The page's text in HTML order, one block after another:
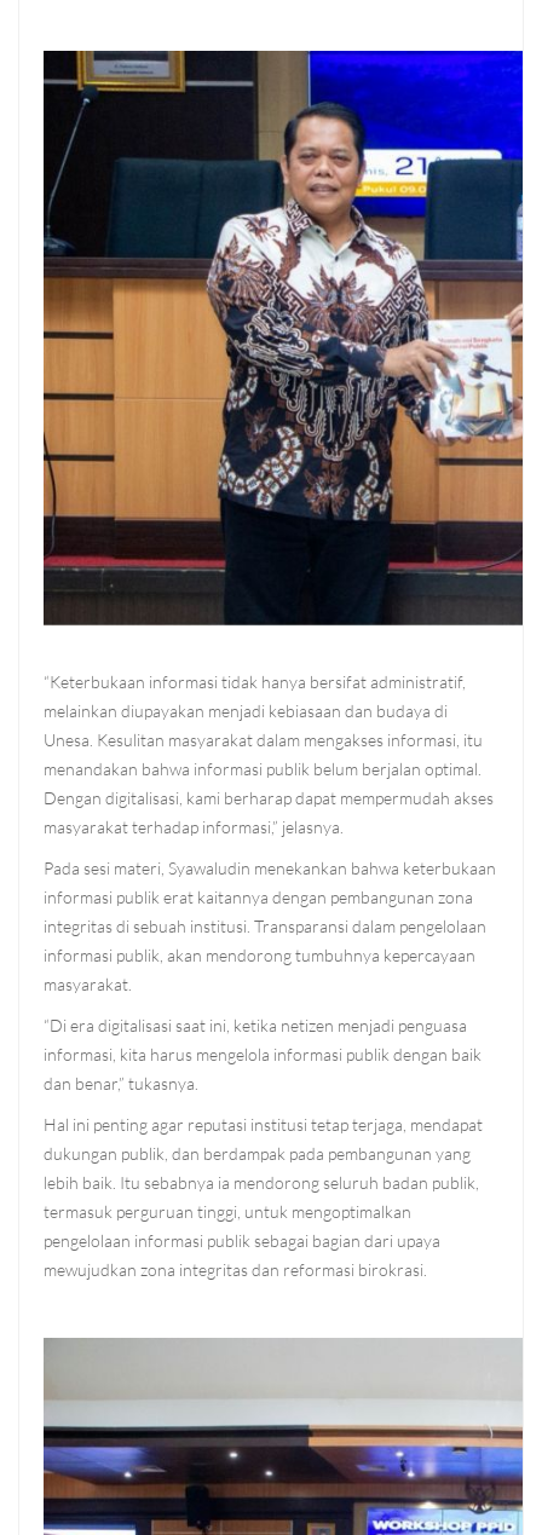
“Keterbukaan informasi tidak hanya bersifat administratif,
melainkan diupayakan menjadi kebiasaan dan budaya di
Unesa. Kesulitan masyarakat dalam mengakses informasi, itu
menandakan bahwa informasi publik belum berjalan optimal.
Dengan digitalisasi, kami berharap dapat mempermudah akses
masyarakat terhadap informasi,” jelasnya.
Pada sesi materi, Syawaludin menekankan bahwa keterbukaan
informasi publik erat kaitannya dengan pembangunan zona
integritas di sebuah institusi. Transparansi dalam pengelolaan
informasi publik, akan mendorong tumbuhnya kepercayaan
masyarakat.
“Di era digitalisasi saat ini, ketika netizen menjadi penguasa
informasi, kita harus mengelola informasi publik dengan baik
dan benar,” tukasnya.
Hal ini penting agar reputasi institusi tetap terjaga, mendapat
dukungan publik, dan berdampak pada pembangunan yang
lebih baik. Itu sebabnya ia mendorong seluruh badan publik,
termasuk perguruan tinggi, untuk mengoptimalkan
pengelolaan informasi publik sebagai bagian dari upaya
mewujudkan zona integritas dan reformasi birokrasi.